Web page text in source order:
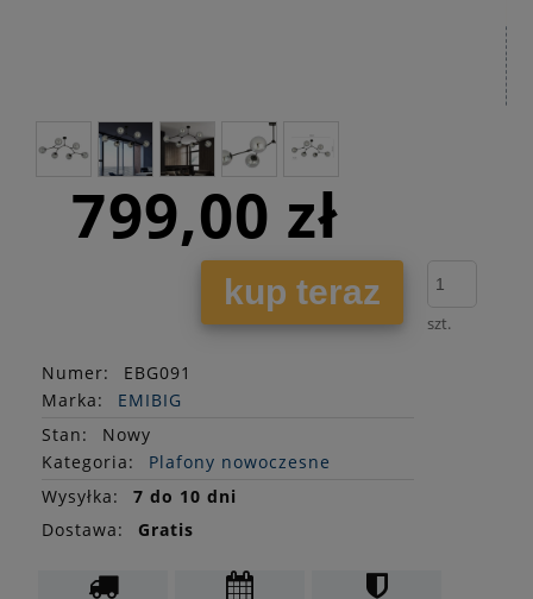
799,00 zł
kup teraz
szt.
Numer:
EBG091
Marka:
EMIBIG
Stan:
Nowy
Kategoria:
Plafony nowoczesne
Wysyłka:
7 do 10 dni
Dostawa:
Gratis